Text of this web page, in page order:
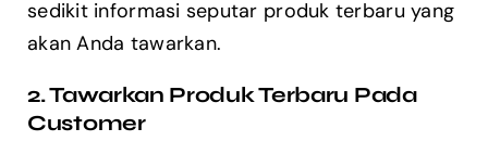
sedikit informasi seputar produk terbaru yang
akan Anda tawarkan.
2. Tawarkan Produk Terbaru Pada
Customer